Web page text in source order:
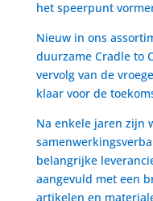
het speerpunt
Nieuw in ons
duurzame Cradle to
vervolg van de
klaar voor de
Na enkele jaren zijn
belangrijke
aangevuld met een
artikelen en